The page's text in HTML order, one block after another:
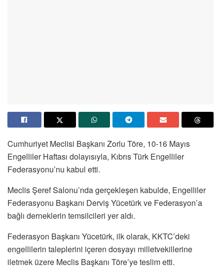
Cumhuriyet Meclisi Başkanı Zorlu Töre, 10-16 Mayıs
Engelliler Haftası dolayısıyla, Kıbrıs Türk Engelliler
Federasyonu’nu kabul etti.
Meclis Şeref Salonu’nda gerçekleşen kabulde, Engelliler
Federasyonu Başkanı Derviş Yücetürk ve Federasyon’a
bağlı derneklerin temsilcileri yer aldı.
Federasyon Başkanı Yücetürk, ilk olarak, KKTC’deki
engellilerin taleplerini içeren dosyayı milletvekillerine
iletmek üzere Meclis Başkanı Töre’ye teslim etti.